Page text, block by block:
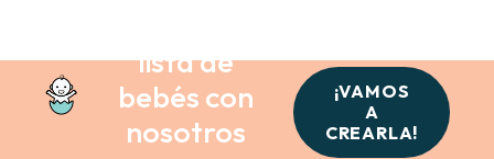
lista de
bebés con
nosotros
¡VAMOS
A
CREARLA!